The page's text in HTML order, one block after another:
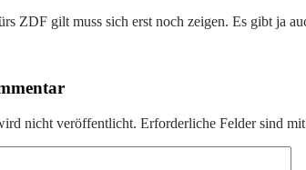
ZDF gilt muss sich erst noch zeigen. Es gibt ja
nicht veröffentlicht. Erforderliche Felder sind mit